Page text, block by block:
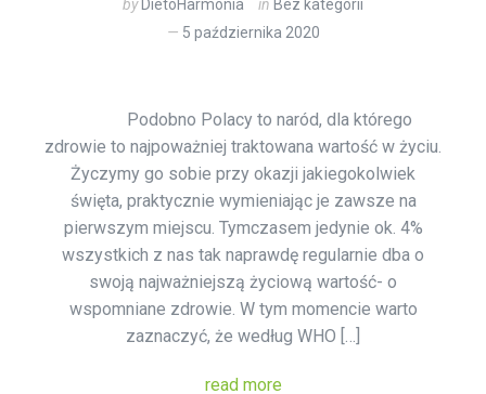
by DietoHarmonia in Bez kategorii
5 października 2020
Podobno Polacy to naród, dla którego
zdrowie to najpoważniej traktowana wartość w życiu.
Życzymy go sobie przy okazji jakiegokolwiek
święta, praktycznie wymieniając je zawsze na
pierwszym miejscu. Tymczasem jedynie ok. 4%
wszystkich z nas tak naprawdę regularnie dba o
swoją najważniejszą życiową wartość- o
wspomniane zdrowie. W tym momencie warto
zaznaczyć, że według WHO […]
read more